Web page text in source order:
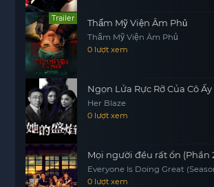
Trailer Thẩm Mỹ Viện Âm Phủ
Thẩm Mỹ Viện Âm Phủ
0 lượt xem
Ngọn Lửa Rực Rỡ Của Cô Ấy
Her Blaze
0 lượt xem
Mọi người đều rất ổn (Phần
Everyone Is Doing Great
0 lượt xem